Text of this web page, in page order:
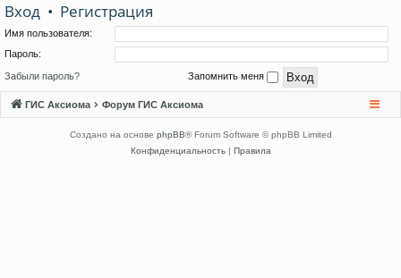
Вход • Регистрация
Имя пользователя:
Пароль:
Забыли пароль? Запомнить меня
ГИС Аксиома Форум ГИС Аксиома
Создано на основе phpBB® Forum Software © phpBB Limited
Конфиденциальность| Правила